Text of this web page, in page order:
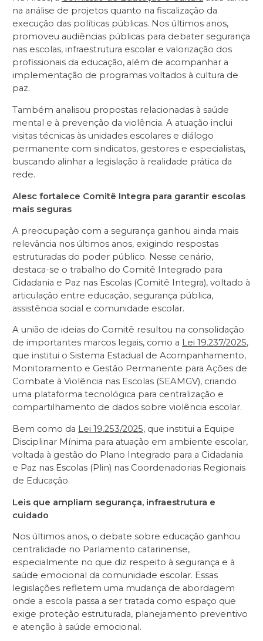
na análise de projetos quanto na fiscalização da
execução das políticas públicas. Nos últimos anos,
promoveu audiências públicas para debater segurança
nas escolas, infraestrutura escolar e valorização dos
profissionais da educação, além de acompanhar a
implementação de programas voltados à cultura de
paz.
Também analisou propostas relacionadas à saúde
mental e à prevenção da violência. A atuação inclui
visitas técnicas às unidades escolares e diálogo
permanente com sindicatos, gestores e especialistas,
buscando alinhar a legislação à realidade prática da
rede.
Alesc fortalece Comitê Integra para garantir escolas
mais seguras
A preocupação com a segurança ganhou ainda mais
relevância nos últimos anos, exigindo respostas
estruturadas do poder público. Nesse cenário,
destaca-se o trabalho do Comitê Integrado para
Cidadania e Paz nas Escolas (Comitê Integra), voltado à
articulação entre educação, segurança pública,
assistência social e comunidade escolar.
A união de ideias do Comitê resultou na consolidação
de importantes marcos legais, como a Lei 19.237/2025,
que institui o Sistema Estadual de Acompanhamento,
Monitoramento e Gestão Permanente para Ações de
Combate à Violência nas Escolas (SEAMGV), criando
uma plataforma tecnológica para centralização e
compartilhamento de dados sobre violência escolar.
Bem como da Lei 19.253/2025, que institui a Equipe
Disciplinar Mínima para atuação em ambiente escolar,
voltada à gestão do Plano Integrado para a Cidadania
e Paz nas Escolas (Plin) nas Coordenadorias Regionais
de Educação.
Leis que ampliam segurança, infraestrutura e
cuidado
Nos últimos anos, o debate sobre educação ganhou
centralidade no Parlamento catarinense,
especialmente no que diz respeito à segurança e à
saúde emocional da comunidade escolar. Essas
legislações refletem uma mudança de abordagem
onde a escola passa a ser tratada como espaço que
exige proteção estruturada, planejamento preventivo
e atenção à saúde emocional.